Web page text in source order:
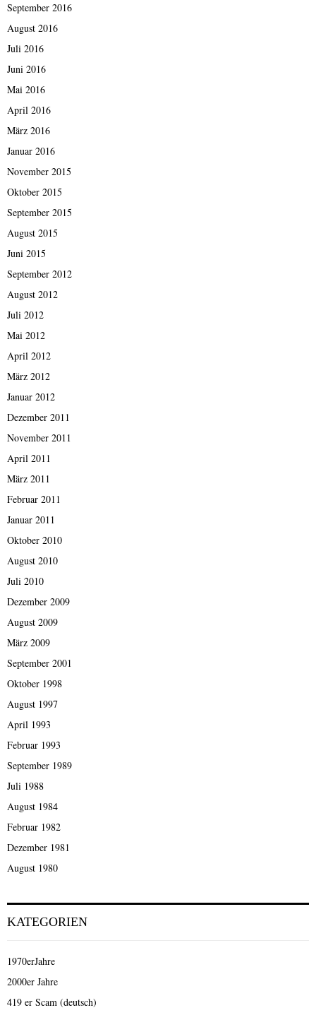
September 2016
August 2016
Juli 2016
Juni 2016
Mai 2016
April 2016
März 2016
Januar 2016
November 2015
Oktober 2015
September 2015
August 2015
Juni 2015
September 2012
August 2012
Juli 2012
Mai 2012
April 2012
März 2012
Januar 2012
Dezember 2011
November 2011
April 2011
März 2011
Februar 2011
Januar 2011
Oktober 2010
August 2010
Juli 2010
Dezember 2009
August 2009
März 2009
September 2001
Oktober 1998
August 1997
April 1993
Februar 1993
September 1989
Juli 1988
August 1984
Februar 1982
Dezember 1981
August 1980
KATEGORIEN
1970erJahre
2000er Jahre
419 er Scam (deutsch)